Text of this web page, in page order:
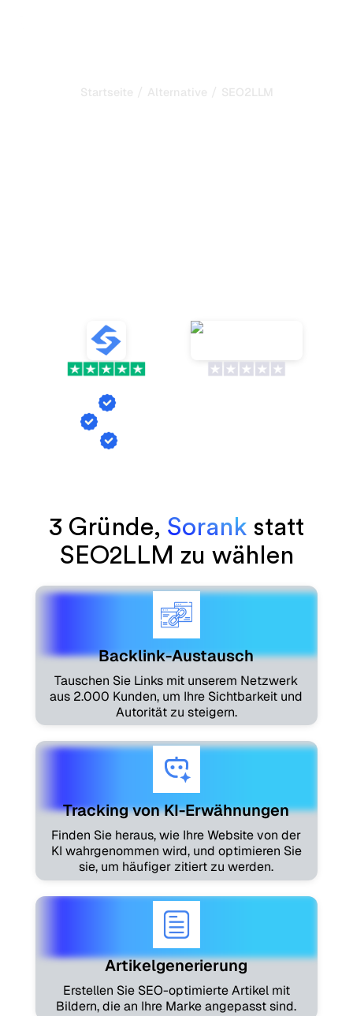
Startseite / Alternative / SEO2LLM
Backlink-Austausch
3 Gründe, Sorank statt
SEO2LLM zu wählen
Backlink-Austausch
Tauschen Sie Links mit unserem Netzwerk
aus 2.000 Kunden, um Ihre Sichtbarkeit und
Autorität zu steigern.
Tracking von KI-Erwähnungen
Finden Sie heraus, wie Ihre Website von der
KI wahrgenommen wird, und optimieren Sie
sie, um häufiger zitiert zu werden.
Artikelgenerierung
Erstellen Sie SEO-optimierte Artikel mit
Bildern, die an Ihre Marke angepasst sind.